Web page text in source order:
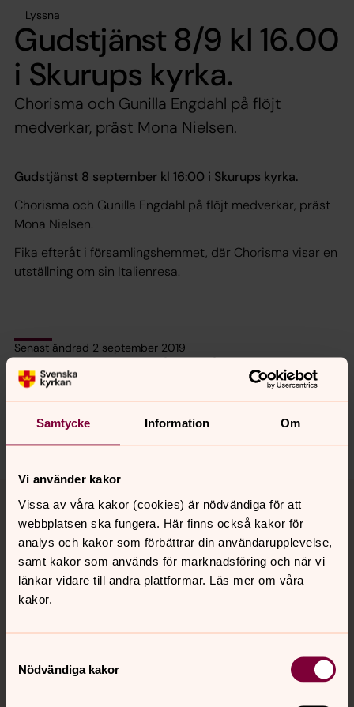
Samtycke Information Om
Vi använder kakor
Vissa av våra kakor (cookies) är nödvändiga för att
webbplatsen ska fungera. Här finns också kakor för
analys och kakor som förbättrar din användarupplevelse,
samt kakor som används för marknadsföring och när vi
länkar vidare till andra plattformar. Läs mer om våra
kakor.
Nödvändiga kakor
Lyssna
Gudstjänst 8/9 kl 16.00
i Skurups kyrka.
Chorisma och Gunilla Engdahl på flöjt
medverkar, präst Mona Nielsen.
Gudstjänst 8 september kl 16:00 i Skurups kyrka.
Chorisma och Gunilla Engdahl på flöjt medverkar, präst
Mona Nielsen.
Fika efteråt i församlingshemmet, där Chorisma visar en
utställning om sin Italienresa.
Senast ändrad 2 september 2019
Synpunkter eller frågor på sidans
innehåll?
Dela
Tillbaka till toppen
Tillbaka till innehållet
Kontakt